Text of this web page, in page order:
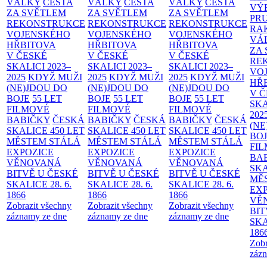
VÁLKY CESTA
ZA SVĚTLEM
REKONSTRUKCE
VOJENSKÉHO
HŘBITOVA
V ČESKÉ
SKALICI 2023–
2025 KDYŽ MUŽI
(NE)JDOU DO
BOJE 55 LET
FILMOVÉ
BABIČKY ČESKÁ
SKALICE 450 LET
MĚSTEM STÁLÁ
EXPOZICE
VĚNOVANÁ
BITVĚ U ČESKÉ
SKALICE 28. 6.
1866
Zobrazit všechny
záznamy ze dne
VÁLKY CESTA
ZA SVĚTLEM
REKONSTRUKCE
VOJENSKÉHO
HŘBITOVA
V ČESKÉ
SKALICI 2023–
2025 KDYŽ MUŽI
(NE)JDOU DO
BOJE 55 LET
FILMOVÉ
BABIČKY ČESKÁ
SKALICE 450 LET
MĚSTEM STÁLÁ
EXPOZICE
VĚNOVANÁ
BITVĚ U ČESKÉ
SKALICE 28. 6.
1866
Zobrazit všechny
záznamy ze dne
VÁLKY CESTA
ZA SVĚTLEM
REKONSTRUKCE
VOJENSKÉHO
HŘBITOVA
V ČESKÉ
SKALICI 2023–
2025 KDYŽ MUŽI
(NE)JDOU DO
BOJE 55 LET
FILMOVÉ
BABIČKY ČESKÁ
SKALICE 450 LET
MĚSTEM STÁLÁ
EXPOZICE
VĚNOVANÁ
BITVĚ U ČESKÉ
SKALICE 28. 6.
1866
Zobrazit všechny
záznamy ze dne
ZA
V